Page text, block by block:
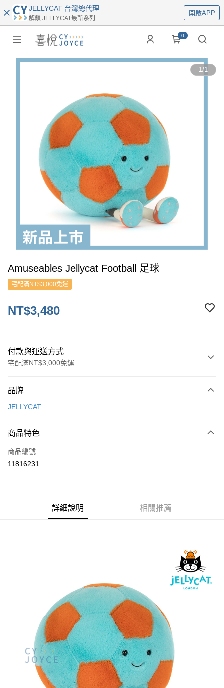
JELLYCAT 台灣總代理
解鎖 JELLYCAT最新系列
開啟APP
0
1/1
Amuseables Jellycat Football 足球
宅配滿NT$3,000免運
NT$3,480
付款與運送方式
宅配滿NT$3,000免運
信用卡一次付款
運送方式
付款後全家取貨
品牌
JELLYCAT
商品特色
商品編號
11816231
詳細說明 相關推薦